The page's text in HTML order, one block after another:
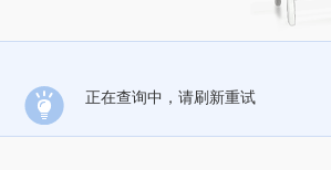
正在查询中，请刷新重试